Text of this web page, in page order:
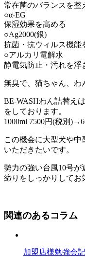
常在菌のバランスを整
○α-EG
保湿効果を高める
○Ag2000(銀)
抗菌・抗ウィルス機能
○アルカリ電解水
静電気防止・汚れを浮
無臭で、猫ちゃん、わ
BE-WASHわん詰替え
をしております。
1000ml 7500円(税別
この機会に大型犬や中
いただきたいです。
勢力の強い台風10号
締りをしっかりしてお
関連のあるコラム
加盟店様勉強会